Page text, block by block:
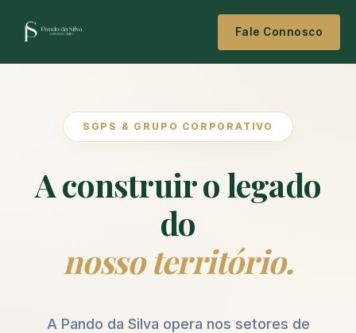
Fale Connosco
SGPS & GRUPO CORPORATIVO
A construir o legado
do
nosso território.
A Pando da Silva opera nos setores de